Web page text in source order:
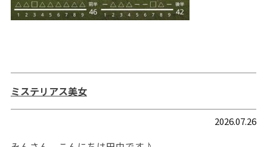
ミステリアス美女
2026.07.26